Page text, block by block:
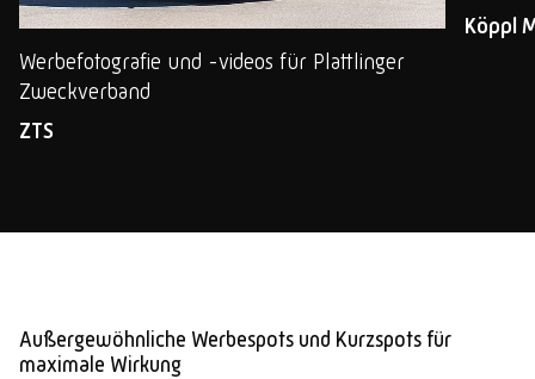
Werbefotografie und -videos für Plattlinger
Zweckverband
ZTS
Köppl
Außergewöhnliche Werbespots und Kurzspots für
maximale Wirkung